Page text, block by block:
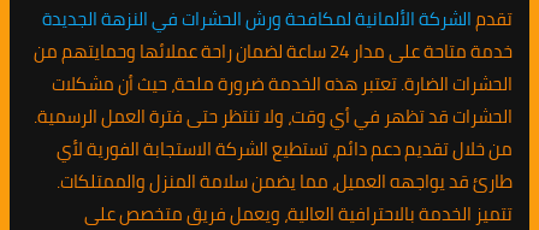
تقدمالشركة الألمانية لمكافحة ورش الحشرات في النزهة الجديدة
خدمة متاحة على مدار 24 ساعة لضمان راحة عملائها وحمايتهم من
الحشرات الضارة. تعتبر هذه الخدمة ضرورة ملحة، حيث أن مشكلات
الحشرات قد تظهر في أي وقت، ولا تنتظر حتى فترة العمل الرسمية.
من خلال تقديم دعم دائم، تستطيع الشركة الاستجابة الفورية لأي
طارئ قد يواجهه العميل، مما يضمن سلامة المنزل والممتلكات.
تتميز الخدمة بالاحترافية العالية، ويعمل فريق متخصص على